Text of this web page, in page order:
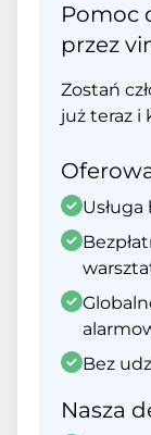
Pomoc
przez
Zostań
już teraz i
Bez
Nasza